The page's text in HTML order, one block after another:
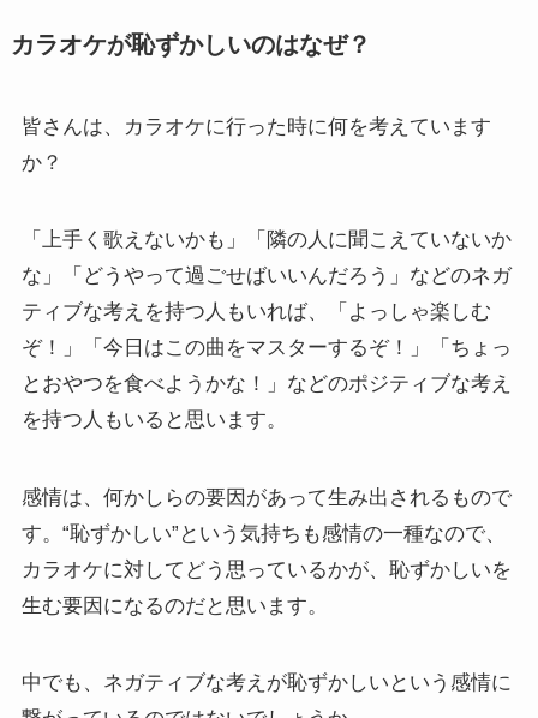
カラオケが恥ずかしいのはなぜ？
皆さんは、カラオケに行った時に何を考えています
か？
「上手く歌えないかも」「隣の人に聞こえていないか
な」「どうやって過ごせばいいんだろう」などのネガ
ティブな考えを持つ人もいれば、「よっしゃ楽しむ
ぞ！」「今日はこの曲をマスターするぞ！」「ちょっ
とおやつを食べようかな！」などのポジティブな考え
を持つ人もいると思います。
感情は、何かしらの要因があって生み出されるもので
す。“恥ずかしい”という気持ちも感情の一種なので、
カラオケに対してどう思っているかが、恥ずかしいを
生む要因になるのだと思います。
中でも、ネガティブな考えが恥ずかしいという感情に